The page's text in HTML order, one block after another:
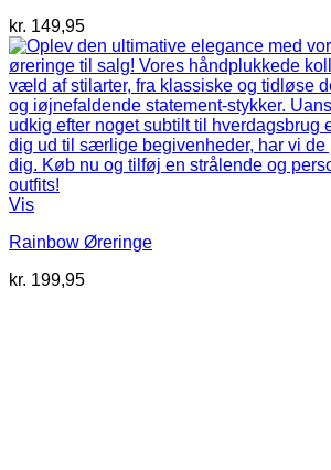
kr. 149,95
Vis
Rainbow Øreringe
kr. 199,95